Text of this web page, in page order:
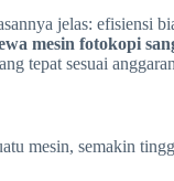
jelas: efisiensi
mesin fotokopi
tepat sesuai
mesin, semakin